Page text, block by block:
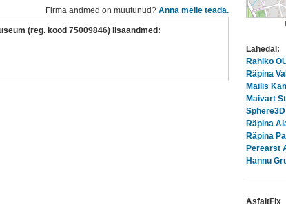
Firma andmed on muutunud? Anna meile teada.
(reg. kood 75009846) lisaandmed:
Lähedal:
Rahiko
Räpina
Mailis
Maivart
Sphere3D
Räpina
Räpina
Perearst
Hannu
AsfaltFix